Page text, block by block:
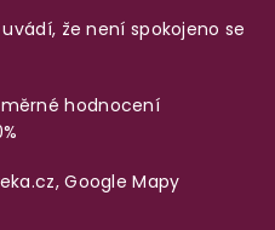
že není spokojeno se
hodnocení
,Google Mapy